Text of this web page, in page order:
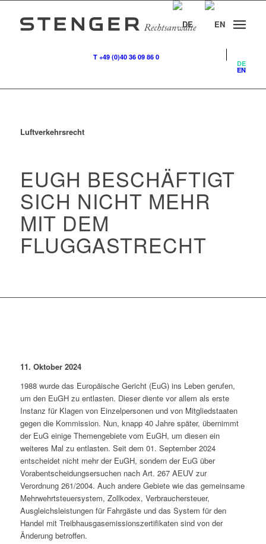
T +49 (0)40 36 09 86 0
DE
EN
Luftverkehrsrecht
EUGH BESCHÄFTIGT
SICH NICHT MEHR
MIT DEM
FLUGGASTRECHT
11. Oktober 2024
1988 wurde das Europäische Gericht (EuG) ins Leben gerufen,
um den EuGH zu entlasten. Dieser diente vor allem als erste
Instanz für Klagen von Einzelpersonen und von Mitgliedstaaten
gegen die Kommission. Nun, knapp 40 Jahre später, übernimmt
der EuG einige Themengebiete vom EuGH, um diesen ein
weiteres Mal zu entlasten. Seit dem 01. September 2024
entscheidet nicht mehr der EuGH, sondern der EuG über
Vorabentscheidungsersuchen nach Art. 267 AEUV zur
Verordnung 261/2004. Auch andere Gebiete wie das gemeinsame
Mehrwehrtsteuersystem, Zollkodex, Verbrauchersteuer,
Ausgleichsleistungen für Fahrgäste und das System für den
Handel mit Treibhausgasemissionszertifikaten sind von der
Änderung betroffen.